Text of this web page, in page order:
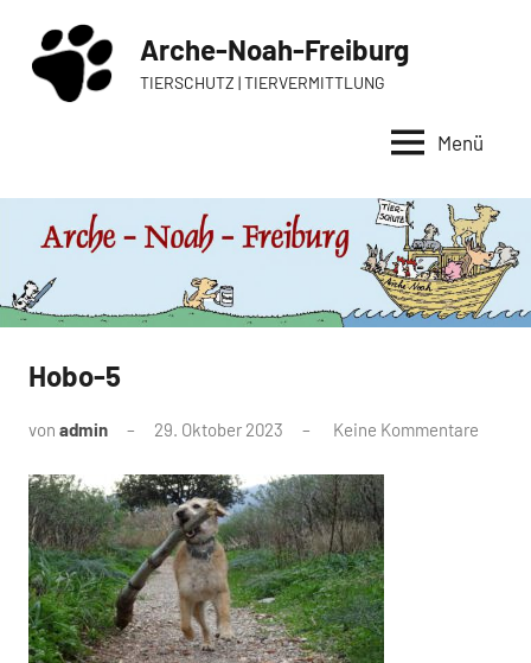
Inhalt
springen
Arche-Noah-Freiburg
TIERSCHUTZ | TIERVERMITTLUNG
Menü
Hobo-5
von admin 29. Oktober 2023 Keine Kommentare